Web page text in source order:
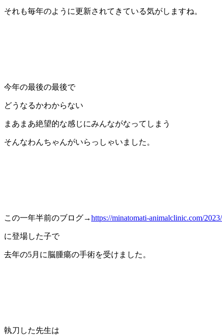
それも毎年のように更新されてきている気がしますね。
今年の最後の最後で
どうなるかわからない
まあまあ絶望的な感じにみんながなってしまう
そんなわんちゃんがいらっしゃいました。
この一年半前のブログ→https://minatomati-animalclinic.com/
に登場した子で
去年の5月に脳腫瘍の手術を受けました。
執刀した先生は